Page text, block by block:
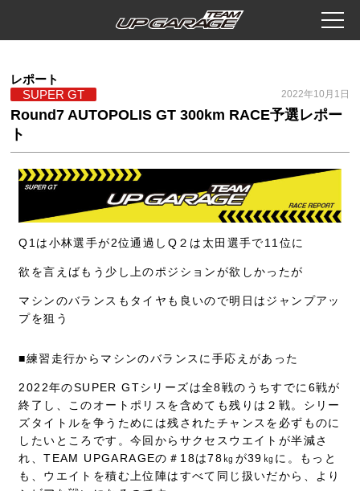
レポート
SUPER GT
Round7 AUTOPOLIS GT 300km RACE予選レポー
ト
2022年10月1日
Q1は小林選手が2位通過しQ２は太田選手で11位に
欲を言えばもう少し上のポジションが欲しかったが
マシンのバランスもタイヤも良いので明日はジャンプアッ
プを狙う
■練習走行からマシンのバランスに手応えがあった
2022年のSUPER GTシリーズは全8戦のうちすでに6戦が
終了し、このオートポリスを含めても残りは２戦。シリー
ズタイトルを争うためには残されたチャンスを必ずものに
したいところです。今回からサクセスウエイトが半減さ
れ、TEAM UPGARAGEの＃18は78㎏が39㎏に。もっと
も、ウエイトを積む上位陣はすべて同じ扱いだから、より